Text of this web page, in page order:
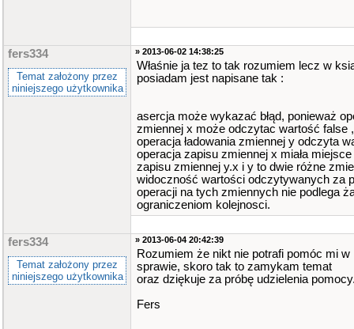
fers334
Temat założony przez
niniejszego użytkownika
» 2013-06-02 14:38:25
Właśnie ja tez to tak rozumiem lecz w
posiadam jest napisane tak :
asercja może wykazać błąd, ponieważ
zmiennej x może odczytac wartość false
operacja ładowania zmiennej y odczyta
operacja zapisu zmiennej x miała
zapisu zmiennej y.x i y to dwie różne
widoczność wartości odczytywanych za
operacji na tych zmiennych nie podlega
ograniczeniom kolejnosci.
fers334
Temat założony przez
niniejszego użytkownika
» 2013-06-04 20:42:39
Rozumiem że nikt nie potrafi pomóc mi w
sprawie, skoro tak to zamykam temat
oraz dziękuje za próbę udzielenia
Fers